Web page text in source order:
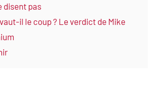
disent pas
il le coup ? Le verdict de Mike